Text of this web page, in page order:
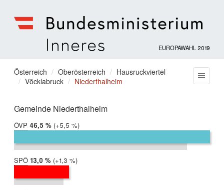
für
Inneres
EUROPAWAHL 2019
Sie
befinden
hier:
Österreich Oberösterreich
Hausruckviertel
Vöcklabruck
Niederthalheim
Gemeinde Niederthalheim
ÖVP 2019:
46,5 %
2014:
41,1 %
Differenz:
+5,5 %
SPÖ 2019:
13,0 %
2014:
11,7 %
Differenz:
+1,3 %